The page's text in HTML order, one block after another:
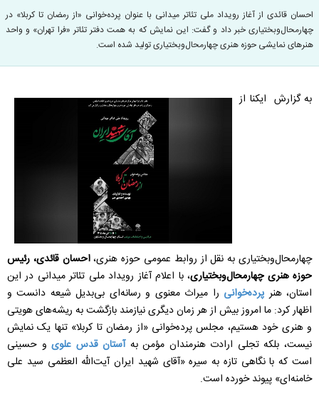
احسان قائدی از آغاز رویداد ملی تئاتر میدانی با عنوان پرده‌خوانی «از رمضان تا کربلا» در
چهارمحال‌وبختیاری خبر داد و گفت: این نمایش که به همت دفتر تئاتر «فرا تهران» و واحد
هنرهای نمایشی حوزه هنری چهارمحال‌وبختیاری تولید شده است.
به گزارش ایکنا از
چهارمحال‌وبختیاری به نقل از روابط عمومی حوزه هنری،احسان قائدی، رئیس
حوزه هنری چهارمحال‌وبختیاری، با اعلام آغاز رویداد ملی تئاتر میدانی در این
استان، هنر پرده‌خوانی را میراث معنوی و رسانه‌ای بی‌بدیل شیعه دانست و
اظهار کرد: ما امروز بیش از هر زمان دیگری نیازمند بازگشت به ریشه‌های هویتی
و هنری خود هستیم، مجلس پرده‌خوانی «از رمضان تا کربلا» تنها یک نمایش
نیست، بلکه تجلی ارادت هنرمندان مؤمن بهآستان قدس علویو حسینی
است که با نگاهی تازه به سیره «آقای شهید ایران آیت‌الله العظمی سید علی
خامنه‌ای» پیوند خورده است.